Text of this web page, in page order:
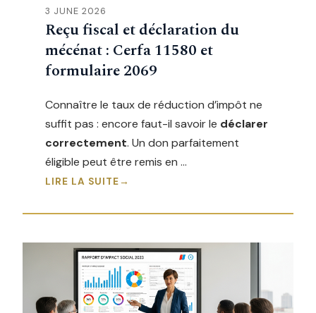
3 JUNE 2026
Reçu fiscal et déclaration du
mécénat : Cerfa 11580 et
formulaire 2069
Connaître le taux de réduction d’impôt ne
suffit pas : encore faut-il savoir le déclarer
correctement. Un don parfaitement
éligible peut être remis en …
LIRE LA SUITE